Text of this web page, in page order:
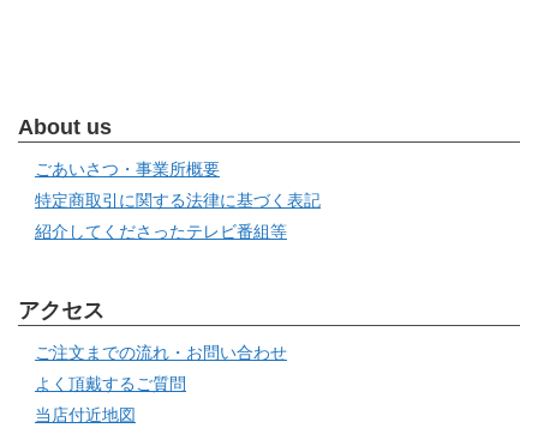
About us
ごあいさつ・事業所概要
特定商取引に関する法律に基づく表記
紹介してくださったテレビ番組等
アクセス
ご注文までの流れ・お問い合わせ
よく頂戴するご質問
当店付近地図